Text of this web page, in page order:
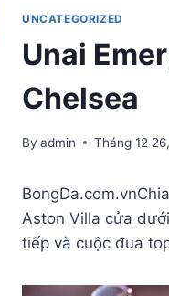
UNCATEGORIZED
Unai
Chelsea
By admin Tháng 12
BongDa.com.vn
Aston Villa cửa
tiếp và cuộc đua